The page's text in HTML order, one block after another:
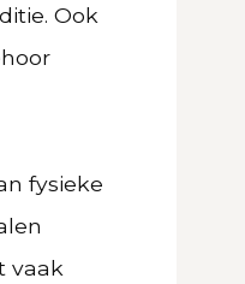
Ook
fysieke
vaak